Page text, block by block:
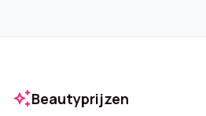
auto_awesomeBeautyprijzen